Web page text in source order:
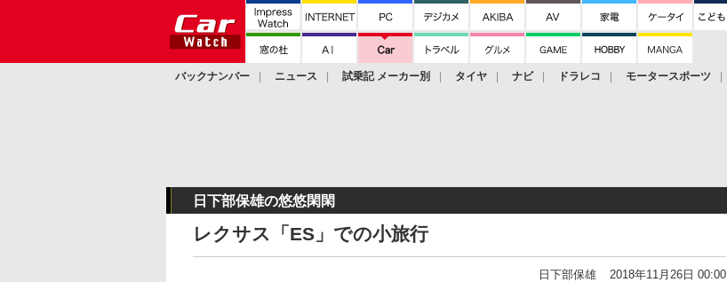
バックナンバー ニュース 試乗記 メーカー別 タイヤ ナビ ドラレコ モータースポーツ
日下部保雄の悠悠閑閑
レクサス「ES」での小旅行
日下部保雄 2018年11月26日 00:00